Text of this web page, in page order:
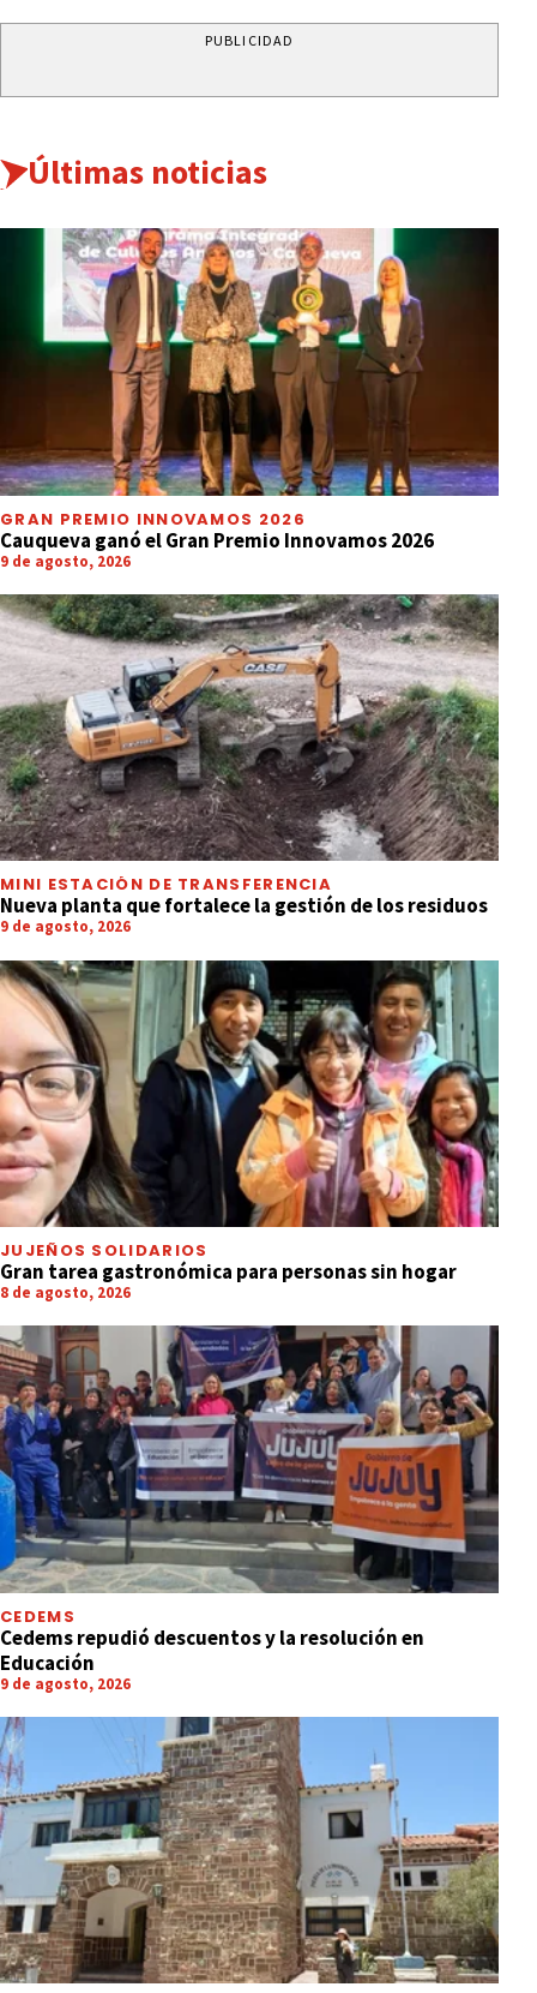
PUBLICIDAD
Últimas noticias
GRAN PREMIO INNOVAMOS 2026
Cauqueva ganó el Gran Premio Innovamos 2026
9 de agosto, 2026
MINI ESTACIÓN DE TRANSFERENCIA
Nueva planta que fortalece la gestión de los residuos
9 de agosto, 2026
JUJEÑOS SOLIDARIOS
Gran tarea gastronómica para personas sin hogar
8 de agosto, 2026
CEDEMS
Cedems repudió descuentos y la resolución en
Educación
9 de agosto, 2026